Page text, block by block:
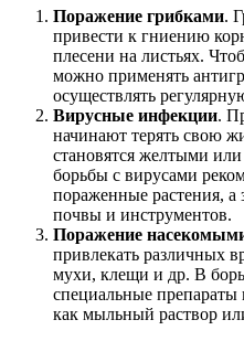
Поражение грибками.
привести к гниению
плесени на листьях.
можно применять
осуществлять
Вирусные инфекции.
начинают терять свою
становятся желтыми
борьбы с вирусами
пораженные растения, а
почвы и инструментов.
Поражение
привлекать различных
мухи, клещи и др. В
специальные
как мыльный раствор